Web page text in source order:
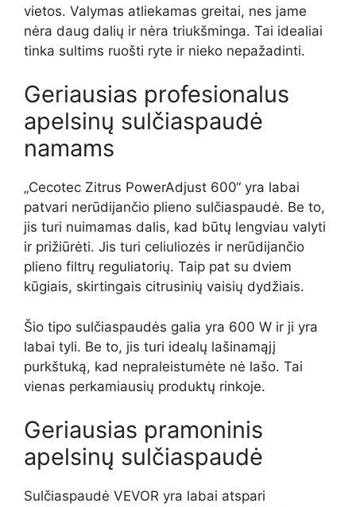
vietos. Valymas atliekamas greitai, nes jame
nėra daug dalių ir nėra triukšminga. Tai idealiai
tinka sultims ruošti ryte ir nieko nepažadinti.
Geriausias profesionalus
apelsinų sulčiaspaudė
namams
„Cecotec Zitrus PowerAdjust 600“ yra labai
patvari nerūdijančio plieno sulčiaspaudė. Be to,
jis turi nuimamas dalis, kad būtų lengviau valyti
ir prižiūrėti. Jis turi celiuliozės ir nerūdijančio
plieno filtrų reguliatorių. Taip pat su dviem
kūgiais, skirtingais citrusinių vaisių dydžiais.
Šio tipo sulčiaspaudės galia yra 600 W ir ji yra
labai tyli. Be to, jis turi idealų lašinamąjį
purkštuką, kad nepraleistumėte nė lašo. Tai
vienas perkamiausių produktų rinkoje.
Geriausias pramoninis
apelsinų sulčiaspaudė
Sulčiaspaudė VEVOR yra labai atspari